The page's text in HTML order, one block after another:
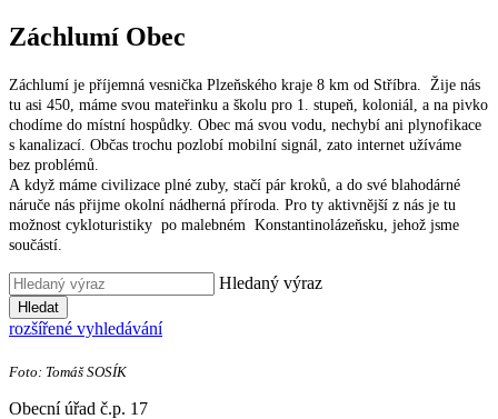
Záchlumí Obec
Záchlumí je příjemná vesnička Plzeňského kraje 8 km od Stříbra. Žije nás
tu asi 450, máme svou mateřinku a školu pro 1. stupeň, koloniál, a na pivko
chodíme do místní hospůdky. Obec má svou vodu, nechybí ani plynofikace
s kanalizací. Občas trochu pozlobí mobilní signál, zato internet užíváme
bez problémů.
A když máme civilizace plné zuby, stačí pár kroků, a do své blahodárné
náruče nás přijme okolní nádherná příroda. Pro ty aktivnější z nás je tu
možnost cykloturistiky po malebném Konstantinolázeňsku, jehož jsme
součástí.
Hledaný výraz
Hledat
rozšířené vyhledávání
Foto: Tomáš SOSÍK
Obecní úřad č.p. 17